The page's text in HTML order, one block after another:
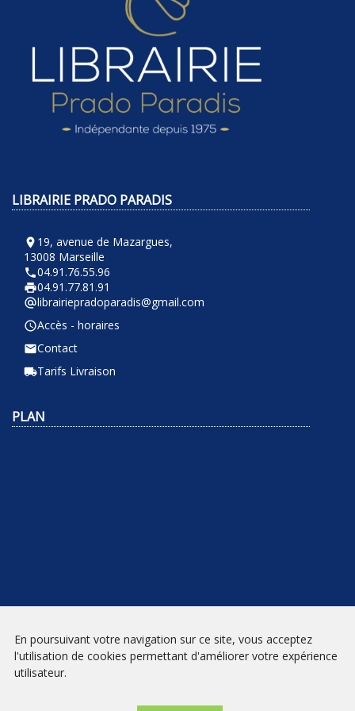
LIBRAIRIE PRADO PARADIS
room 19, avenue de Mazargues,
13008 Marseille
phone04.91.76.55.96
local_printshop04.91.77.81.91
alternate_emaillibrairiepradoparadis@gmail.com
query_builderAccès - horaires
emailContact
local_shippingTarifs Livraison
PLAN
NEWSLETTER
En poursuivant votre navigation sur ce site, vous acceptez
l'utilisation de cookies permettant d'améliorer votre expérience
utilisateur.